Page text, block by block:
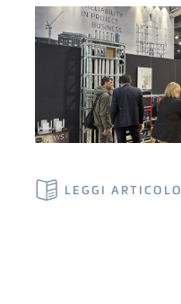
LEGGI ARTICOLO